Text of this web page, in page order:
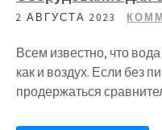
2 АВГУСТА 2023
Всем известно, что
как и воздух. Если без
продержаться